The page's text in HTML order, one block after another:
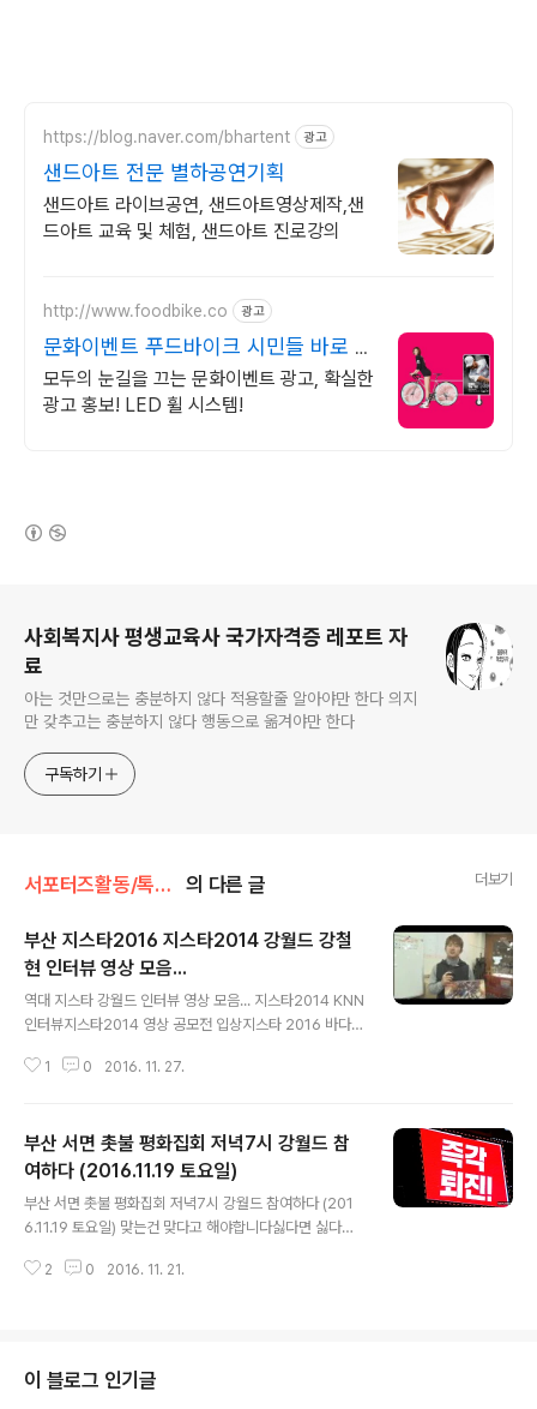
https://blog.naver.com/bhartent 광고
샌드아트 전문 별하공연기획
샌드아트 라이브공연, 샌드아트영상제작,샌
드아트 교육 및 체험, 샌드아트 진로강의
http://www.foodbike.co 광고
문화이벤트 푸드바이크 시민들 바로 곁
에서 홍보가능
모두의 눈길을 끄는 문화이벤트 광고, 확실한
광고 홍보! LED 휠 시스템!
사회복지사 평생교육사 국가자격증 레포트 자
료
아는 것만으로는 충분하지 않다 적용할줄 알아야만 한다 의지
만 갖추고는 충분하지 않다 행동으로 옮겨야만 한다
구독하기
서포터즈활동/톡톡부산바다TV 의 다른 글 더보기
부산 지스타2016 지스타2014 강월드 강철
현 인터뷰 영상 모음...
역대 지스타 강월드 인터뷰 영상 모음... 지스타2014 KNN
인터뷰지스타2014 영상 공모전 입상지스타 2016 바다T
가 있어 오해를 뭔가그렇기는 하지만 그럼에도 불구하고
인터뷰 영상 일부.. 지스타2014 KNN 강월드 수상 및 인터
뷰 영상 일부.. 지스타 10주년 축하 UCC 콘테스트 입선작
영상 제작 (한국 방송대학교 문화교양학과 논문대체인증)
어떻게든 위 영상들을 끝까지 봐주셨다면 개인적으로 너무
감사드리고요여기 오신 분들은 늘 건강하시고 행복하기를
진심으로 바랍니다' 새로운 영상과 소식으로 강월드 반드
1 0 2016. 11. 27.
부산 서면 촛불 평화집회 저녁7시 강월드 참
여하다 (2016.11.19 토요일)
부산 서면 촛불 평화집회 저녁7시 강월드 참여하다 (201
6.11.19 토요일) 맞는건 맞다고 해야합니다싫다면 싫다고
야합니다 필자 일생동안 처음으로 그 누구의 명령도 아니
정치적 성향 및 좌파 우파 진보 보수와는 전혀 무관합니다..
언젠가 나이를 먹고 후세의 누군가가 필자에게 묻는다면
2 0 2016. 11. 21.
이 블로그 인기글